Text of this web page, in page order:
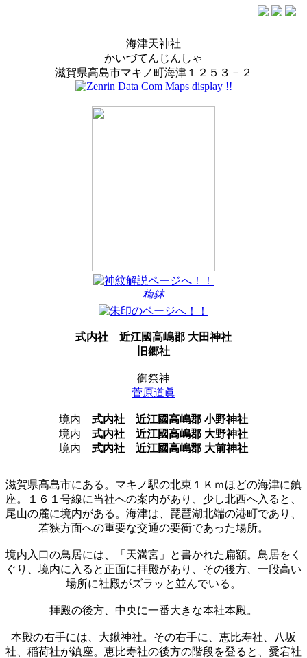
海津天神社
かいづてんじんしゃ
滋賀県高島市マキノ町海津１２５３－２
梅鉢
式内社
近江國高嶋郡 大田神社
旧郷社
御祭神
菅原道眞
境内 式内社
近江國高嶋郡 小野神社
境内 式内社
近江國高嶋郡 大野神社
境内 式内社 近江國高嶋郡 大前神社
滋賀県高島市にある。マキノ駅の北東１Ｋｍほどの海津に鎮
座。１６１号線に当社への案内があり、少し北西へ入ると、
尾山の麓に境内がある。海津は、琵琶湖北端の港町であり、
若狭方面への重要な交通の要衝であった場所。
境内入口の鳥居には、「天満宮」と書かれた扁額。鳥居をく
ぐり、境内に入ると正面に拝殿があり、その後方、一段高い
場所に社殿がズラッと並んでいる。
拝殿の後方、中央に一番大きな本社本殿。
本殿の右手には、大鍬神社。その右手に、恵比寿社、八坂
社、稲荷社が鎮座。恵比寿社の後方の階段を登ると、愛宕社